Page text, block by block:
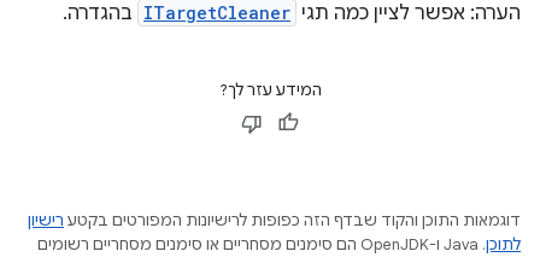
הערה: אפשר לציין כמה תגי ITargetCleaner בהגדרה.
המידע עזר לך?
דוגמאות התוכן והקוד שבדף הזה כפופות לרישיונות המפורטים בקטע רישיון
לתוכן
.‏ Java ו-OpenJDK הם סימנים מסחריים או סימנים מסחריים רשומים